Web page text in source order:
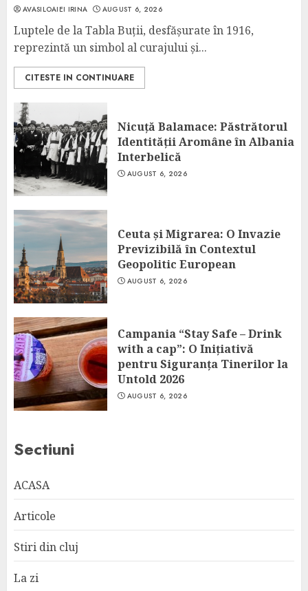
AVASILOAIEI IRINA AUGUST 6, 2026
Luptele de la Tabla Buții, desfășurate în 1916,
reprezintă un simbol al curajului și...
CITESTE IN CONTINUARE
Nicuță Balamace: Păstrătorul
Identității Aromâne în Albania
Interbelică
AUGUST 6, 2026
Ceuta și Migrarea: O Invazie
Previzibilă în Contextul
Geopolitic European
AUGUST 6, 2026
Campania “Stay Safe – Drink
with a cap”: O Inițiativă
pentru Siguranța Tinerilor la
Untold 2026
AUGUST 6, 2026
Sectiuni
ACASA
Articole
Stiri din cluj
La zi